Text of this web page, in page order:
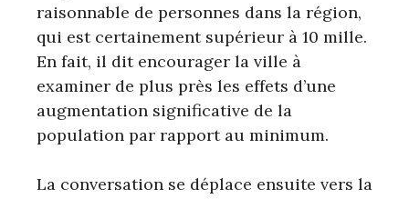
raisonnable de personnes dans la région,
qui est certainement supérieur à 10 mille.
En fait, il dit encourager la ville à
examiner de plus près les effets d’une
augmentation significative de la
population par rapport au minimum.
La conversation se déplace ensuite vers la